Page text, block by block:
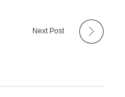
Next Post